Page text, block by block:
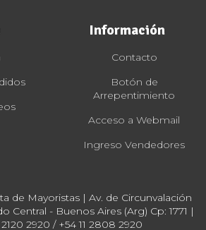
Información
Contacto
Botón de
Arrepentimiento
Acceso a Webmail
Ingreso Vendedores
de Mayoristas | Av. de Circunvalación
Central - Buenos Aires (Arg) Cp: 1771 |
2120 2920 / +54 11 2808 2920